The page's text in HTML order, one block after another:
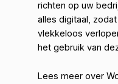
richten op uw
alles digitaal,
vlekkeloos
het gebruik van
Lees meer over